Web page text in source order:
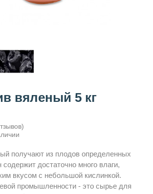
вяленый 5 кг
получают из плодов определенных
достаточно много влаги,
вкусом с небольшой кислинкой.
промышленности - это сырье для